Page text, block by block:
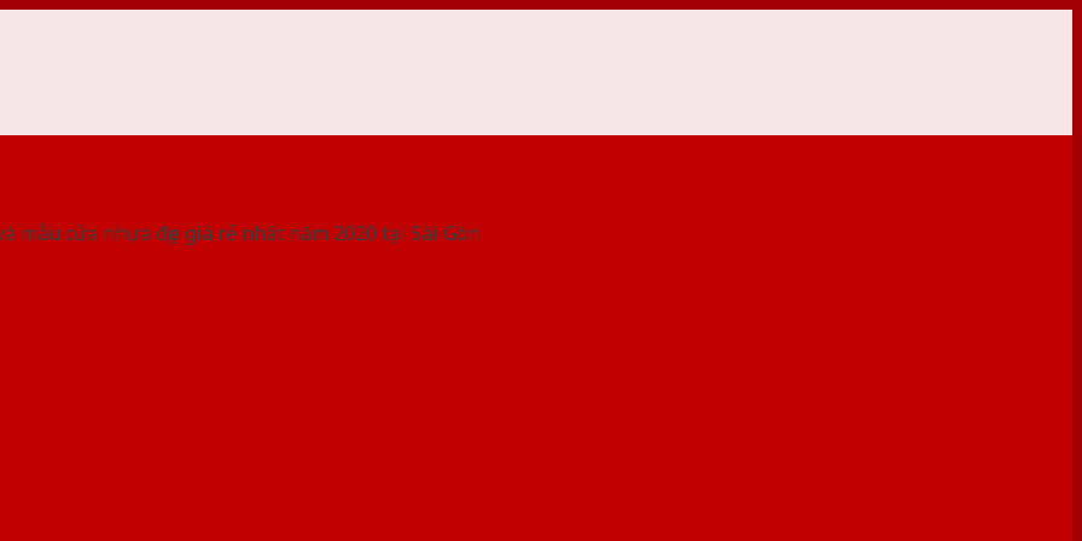
mẫu cửa nhựa đẹp giá rẻ nhất năm 2020 tại Sài Gòn